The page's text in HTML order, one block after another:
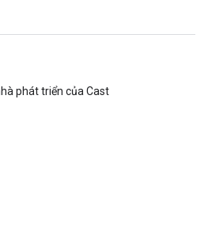
phát triển của Cast